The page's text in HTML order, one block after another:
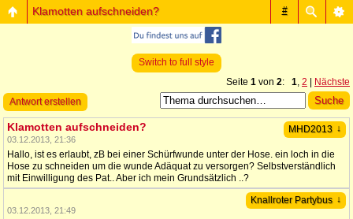
#
Klamotten aufschneiden?
Switch to full style
Seite 1 von 2: 1, 2
Nächste
Antwort erstellen
MHD2013 ↓
Klamotten aufschneiden?
03.12.2013, 21:36
Hallo, ist es erlaubt, zB bei einer Schürfwunde unter der Hose. ein loch in die
Hose zu schneiden um die wunde Adäquat zu versorgen? Selbstverständlich
mit Einwilligung des Pat.. Aber ich mein Grundsätzlich ..?
Knallroter Partybus ↓
03.12.2013, 21:49